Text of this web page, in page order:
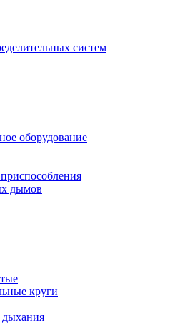
систем
оборудование
дымов
круги
дыхания